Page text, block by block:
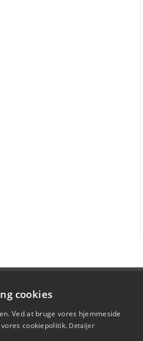
cookies
Ved at bruge vores hjemmeside
cookiepolitik. Detaljer